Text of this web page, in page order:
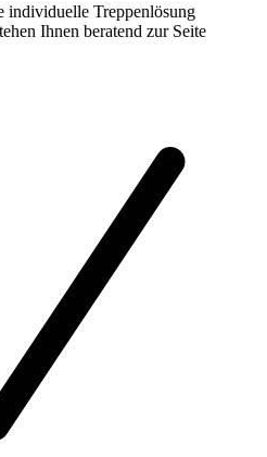
individuelle Treppenlösung
Ihnen beratend zur Seite